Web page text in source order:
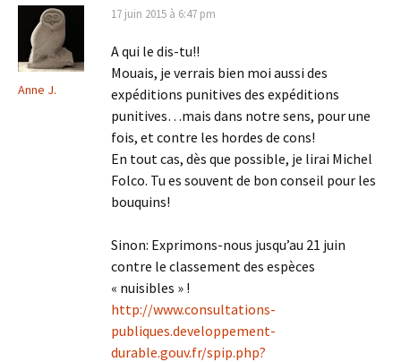
Anne J.
17 juin 2015 à 6:47 pm
A qui le dis-tu!!
Mouais, je verrais bien moi aussi des
expéditions punitives des expéditions
punitives…mais dans notre sens, pour une
fois, et contre les hordes de cons!
En tout cas, dès que possible, je lirai Michel
Folco. Tu es souvent de bon conseil pour les
bouquins!
Sinon: Exprimons-nous jusqu’au 21 juin
contre le classement des espèces
« nuisibles » !
http://www.consultations-
publiques.developpement-
durable.gouv.fr/spip.php?